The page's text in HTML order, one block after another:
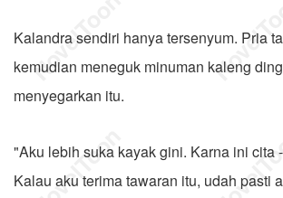
Kalandra sendiri hanya tersenyum. Pria
kemudian meneguk minuman kaleng
menyegarkan itu.
"Aku lebih suka kayak gini. Karna ini cita
Kalau aku terima tawaran itu, udah pasti